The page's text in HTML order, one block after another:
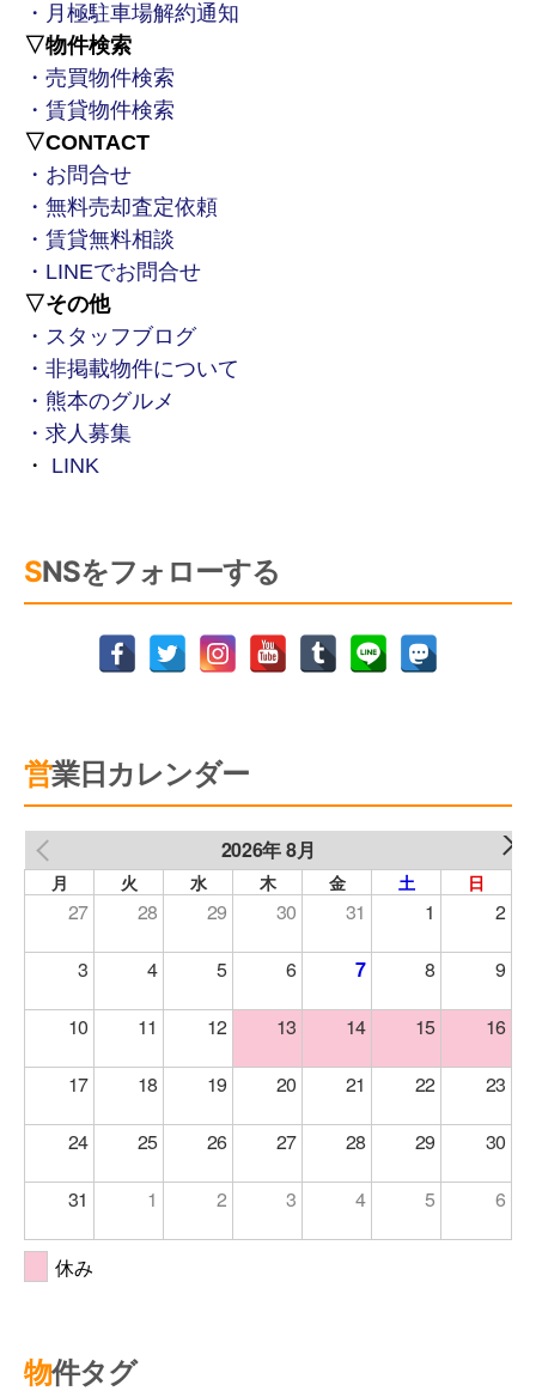
・月極駐車場解約通知
▽物件検索
・売買物件検索
・賃貸物件検索
▽CONTACT
・お問合せ
・無料売却査定依頼
・賃貸無料相談
・LINEでお問合せ
▽その他
・スタッフブログ
・非掲載物件について
・熊本のグルメ
・求人募集
・ LINK
SNSをフォローする
営業日カレンダー
2026年 8月
月 火 水 木 金 土 日
27 28 29 30 31 1 2
3 4 5 6 7 8 9
10 11 12 13 14 15 16
17 18 19 20 21 22 23
24 25 26 27 28 29 30
31 1 2 3 4 5 6
休み
物件タグ